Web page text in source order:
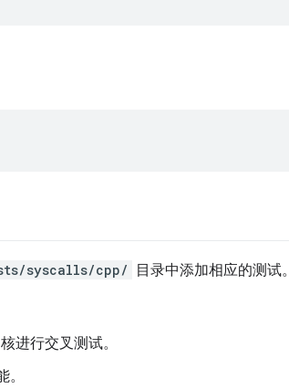
syscalls/cpp/ 目录中添加相应的测试。
进行交叉测试。